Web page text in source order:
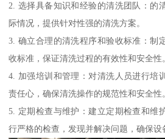
2. 选择具备知识和经验的清洗团队：的
际情况，提供针对性强的清洗方案。
3. 确立合理的清洗程序和验收标准：制
收标准，保证清洗过程的有效性和安全性
4. 加强培训和管理：对清洗人员进行培
责任心，确保清洗操作的规范性和安全性
5. 定期检查与维护：建立定期检查和维
行严格的检查，发现并解决问题，确保设